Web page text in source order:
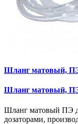
Шланг матовый,
Шланг матовый,
Шланг матовый ПЭ
дозаторами,